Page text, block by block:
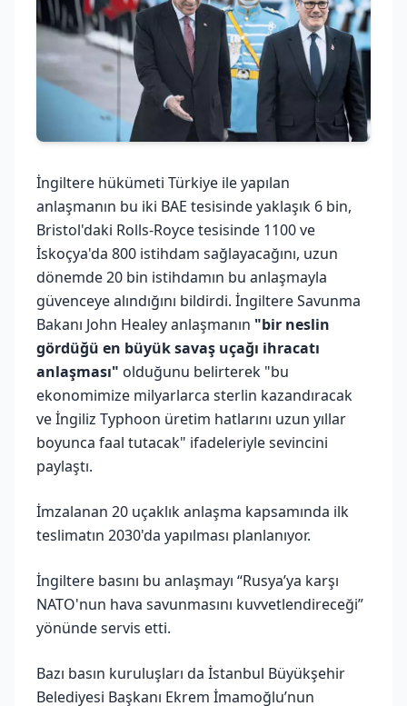
İngiltere hükümeti Türkiye ile yapılan
anlaşmanın bu iki BAE tesisinde yaklaşık 6 bin,
Bristol'daki Rolls-Royce tesisinde 1100 ve
İskoçya'da 800 istihdam sağlayacağını, uzun
dönemde 20 bin istihdamın bu anlaşmayla
güvenceye alındığını bildirdi. İngiltere Savunma
Bakanı John Healey anlaşmanın "bir neslin
gördüğü en büyük savaş uçağı ihracatı
anlaşması" olduğunu belirterek "bu
ekonomimize milyarlarca sterlin kazandıracak
ve İngiliz Typhoon üretim hatlarını uzun yıllar
boyunca faal tutacak" ifadeleriyle sevincini
paylaştı.
İmzalanan 20 uçaklık anlaşma kapsamında ilk
teslimatın 2030'da yapılması planlanıyor.
İngiltere basını bu anlaşmayı “Rusya’ya karşı
NATO'nun hava savunmasını kuvvetlendireceği”
yönünde servis etti.
Bazı basın kuruluşları da İstanbul Büyükşehir
Belediyesi Başkanı Ekrem İmamoğlu’nun